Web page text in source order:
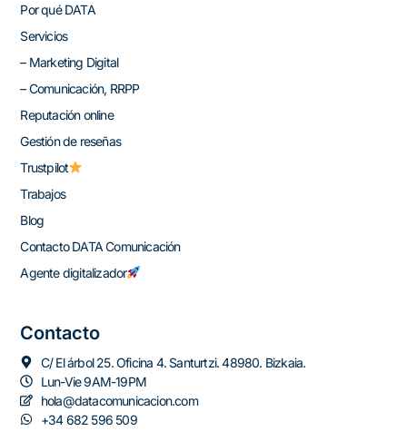
Por qué DATA
Servicios
– Marketing Digital
– Comunicación, RRPP
Reputación online
Gestión de reseñas
Trustpilot
Trabajos
Blog
Contacto DATA Comunicación
Agente digitalizador
Contacto
C/ El árbol 25. Oficina 4. Santurtzi. 48980. Bizkaia.
Lun-Vie 9AM-19PM
hola@datacomunicacion.com
+34 682 596 509